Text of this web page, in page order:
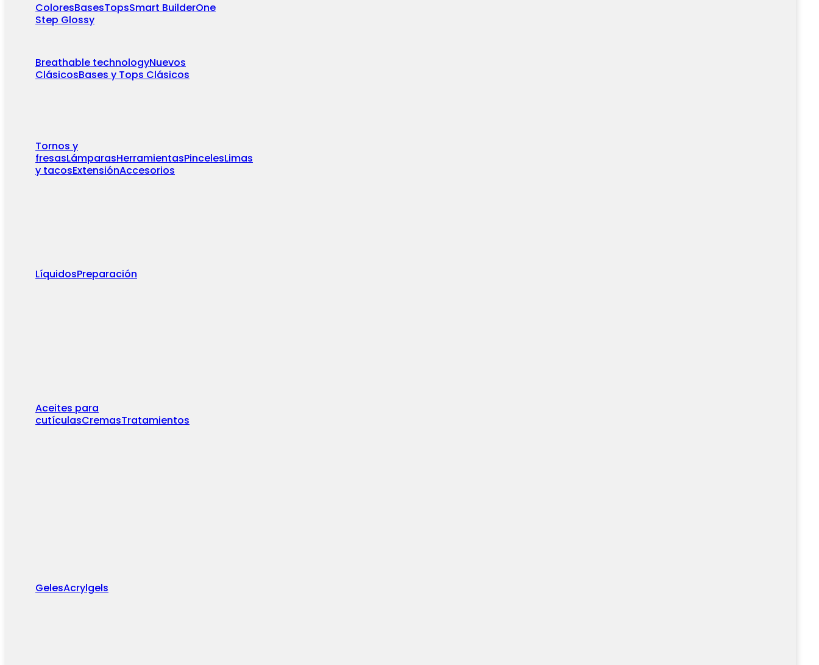
ColoresBasesTopsSmart BuilderOne
Step Glossy
Breathable technologyNuevos
ClásicosBases y Tops Clásicos
Tornos y
fresasLámparasHerramientasPincelesLimas
y tacosExtensiónAccesorios
LíquidosPreparación
Aceites para
cutículasCremasTratamientos
GelesAcrylgels